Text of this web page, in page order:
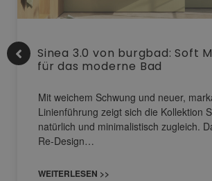
Sinea 3.0 von burgbad: Soft
für das moderne Bad
Mit weichem Schwung und neuer,
Linienführung zeigt sich die Kollektion
natürlich und minimalistisch zugleich.
Re-Design…
WEITERLESEN >>